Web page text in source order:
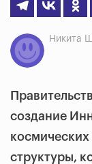
Никита
создание
структуры,